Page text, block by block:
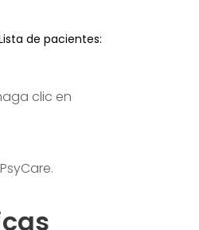
de pacientes:
clic en